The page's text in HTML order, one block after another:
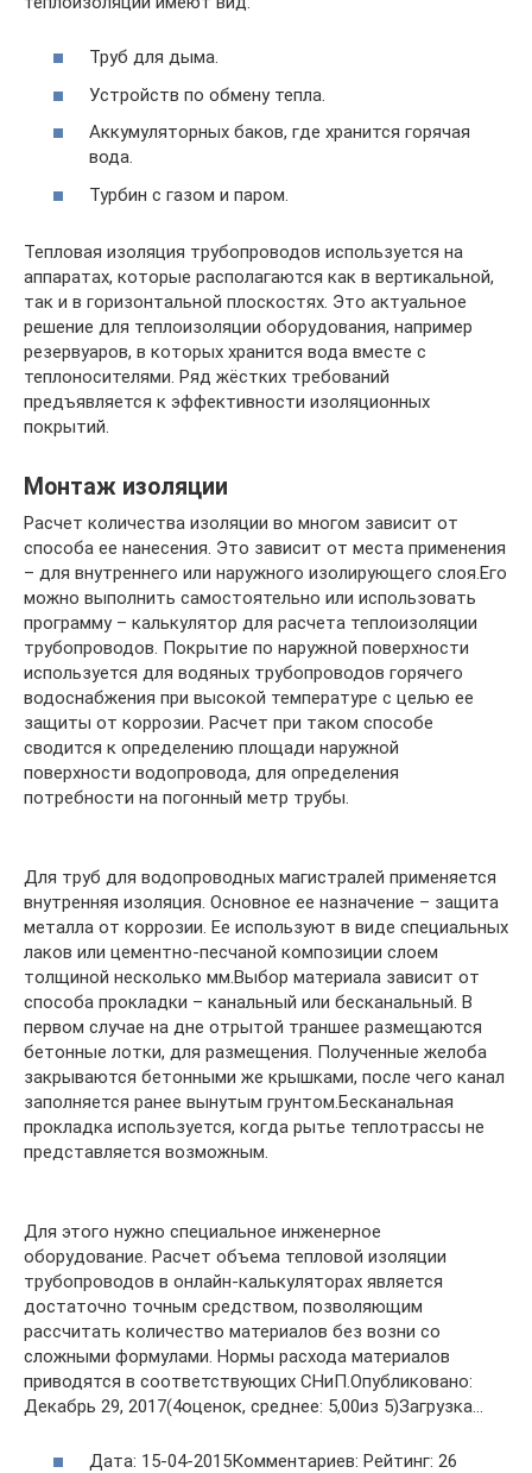
Труб для дыма.
Устройств по обмену тепла.
Аккумуляторных баков, где хранится горячая
вода.
Турбин с газом и паром.
Тепловая изоляция трубопроводов используется на
аппаратах, которые располагаются как в вертикальной,
так и в горизонтальной плоскостях. Это актуальное
решение для теплоизоляции оборудования, например
резервуаров, в которых хранится вода вместе с
теплоносителями. Ряд жёстких требований
предъявляется к эффективности изоляционных
покрытий.
Монтаж изоляции
Расчет количества изоляции во многом зависит от
способа ее нанесения. Это зависит от места применения
– для внутреннего или наружного изолирующего слоя.Его
можно выполнить самостоятельно или использовать
программу – калькулятор для расчета теплоизоляции
трубопроводов. Покрытие по наружной поверхности
используется для водяных трубопроводов горячего
водоснабжения при высокой температуре с целью ее
защиты от коррозии. Расчет при таком способе
сводится к определению площади наружной
поверхности водопровода, для определения
потребности на погонный метр трубы.
Для труб для водопроводных магистралей применяется
внутренняя изоляция. Основное ее назначение – защита
металла от коррозии. Ее используют в виде специальных
лаков или цементно-песчаной композиции слоем
толщиной несколько мм.Выбор материала зависит от
способа прокладки – канальный или бесканальный. В
первом случае на дне отрытой траншее размещаются
бетонные лотки, для размещения. Полученные желоба
закрываются бетонными же крышками, после чего канал
заполняется ранее вынутым грунтом.Бесканальная
прокладка используется, когда рытье теплотрассы не
представляется возможным.
Для этого нужно специальное инженерное
оборудование. Расчет объема тепловой изоляции
трубопроводов в онлайн-калькуляторах является
достаточно точным средством, позволяющим
рассчитать количество материалов без возни со
сложными формулами. Нормы расхода материалов
приводятся в соответствующих СНиП.Опубликовано:
Декабрь 29, 2017(4оценок, среднее: 5,00из 5)Загрузка…
Дата: 15-04-2015Комментариев: Рейтинг: 26